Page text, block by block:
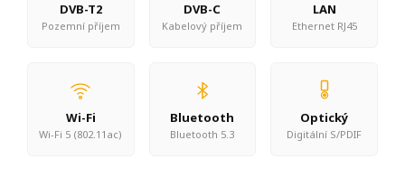
DVB-T2
Pozemní příjem
DVB-C
Kabelový příjem
LAN
Ethernet RJ45
Wi-Fi
Wi-Fi 5 (802.11ac)
Bluetooth
Bluetooth 5.3
Optický
Digitální S/PDIF